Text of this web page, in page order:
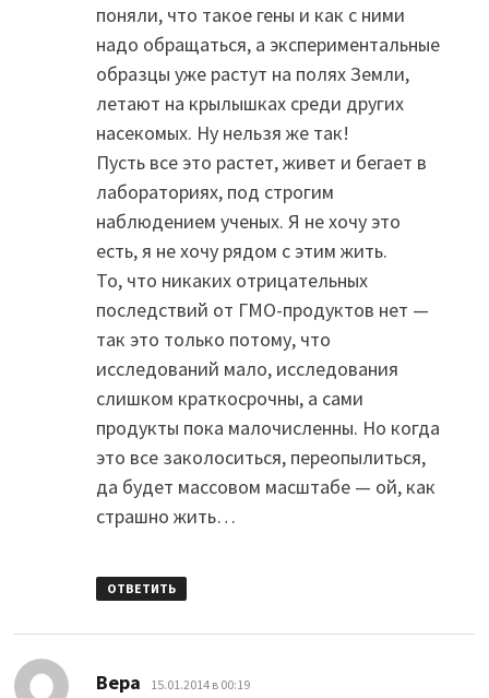
поняли, что такое гены и как с ними
надо обращаться, а экспериментальные
образцы уже растут на полях Земли,
летают на крылышках среди других
насекомых. Ну нельзя же так!
Пусть все это растет, живет и бегает в
лабораториях, под строгим
наблюдением ученых. Я не хочу это
есть, я не хочу рядом с этим жить.
То, что никаких отрицательных
последствий от ГМО-продуктов нет —
так это только потому, что
исследований мало, исследования
слишком краткосрочны, а сами
продукты пока малочисленны. Но когда
это все заколоситься, переопылиться,
да будет массовом масштабе — ой, как
страшно жить…
ОТВЕТИТЬ
Вера 15.01.2014 в 00:19